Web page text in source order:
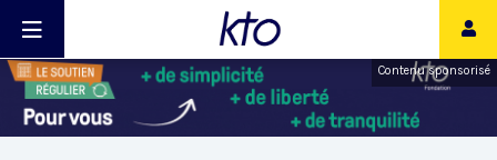
Contenu sponsorisé